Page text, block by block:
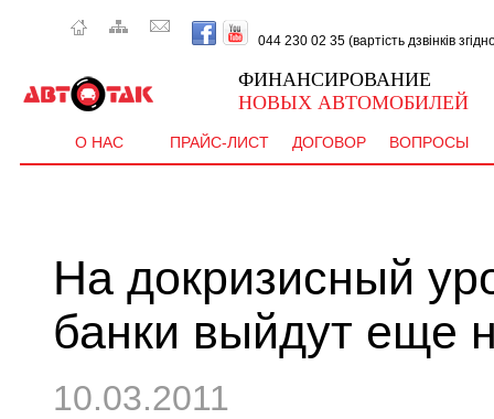
044 230 02 35 (вартість дзвінків
ФИНАНСИРОВАНИЕ
НОВЫХ АВТОМОБИЛЕЙ
О НАС ПРАЙС-ЛИСТ ДОГОВОР ВОПРОСЫ
На докризисный
банки выйдут еще
10.03.2011